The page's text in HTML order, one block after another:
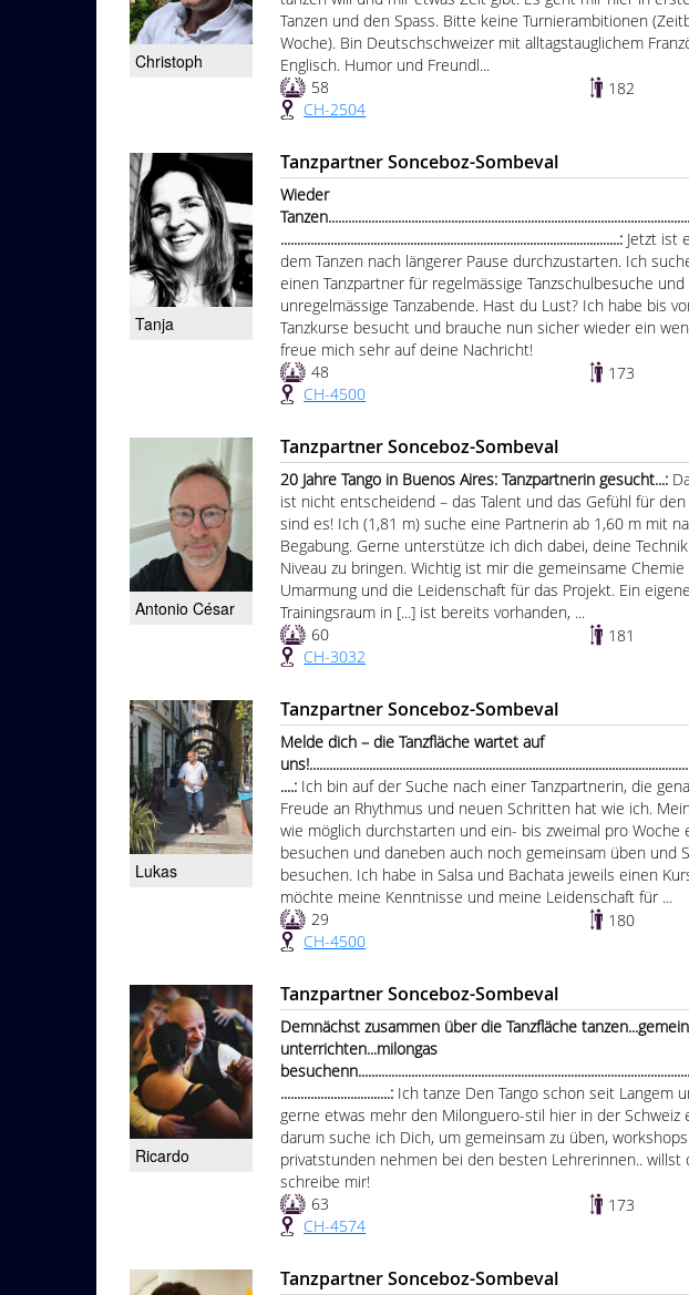
Christoph
Tanzen und den Spass. Bitte keine Turnierambitionen
Woche). Bin Deutschschweizer mit alltagstauglichem
Englisch. Humor und Freundl...
58
182
CH-2504
Tanja
Tanzpartner Sonceboz-Sombeval
Wieder
......................................................................................................: Jetzt ist
dem Tanzen nach längerer Pause durchzustarten. Ich
einen Tanzpartner für regelmässige Tanzschulbesuche und
unregelmässige Tanzabende. Hast du Lust? Ich habe bis
Tanzkurse besucht und brauche nun sicher wieder ein
freue mich sehr auf deine Nachricht!
48
173
CH-4500
Antonio César
Tanzpartner Sonceboz-Sombeval
20 Jahre Tango in Buenos Aires: Tanzpartnerin gesucht...:
ist nicht entscheidend – das Talent und das Gefühl für den
sind es! Ich (1,81 m) suche eine Partnerin ab 1,60 m mit
Begabung. Gerne unterstütze ich dich dabei, deine
Niveau zu bringen. Wichtig ist mir die gemeinsame
Umarmung und die Leidenschaft für das Projekt. Ein
Trainingsraum in [...] ist bereits vorhanden, ...
60
181
CH-3032
Lukas
Tanzpartner Sonceboz-Sombeval
Melde dich – die Tanzfläche wartet auf
....: Ich bin auf der Suche nach einer Tanzpartnerin, die
Freude an Rhythmus und neuen Schritten hat wie ich.
wie möglich durchstarten und ein- bis zweimal pro Woche
besuchen und daneben auch noch gemeinsam üben und
besuchen. Ich habe in Salsa und Bachata jeweils einen
möchte meine Kenntnisse und meine Leidenschaft für ...
29
180
CH-4500
Ricardo
Tanzpartner Sonceboz-Sombeval
Demnächst zusammen über die Tanzfläche
unterrichten...milongas
.................................: Ich tanze Den Tango schon seit Langem
gerne etwas mehr den Milonguero-stil hier in der Schweiz
darum suche ich Dich, um gemeinsam zu üben,
privatstunden nehmen bei den besten Lehrerinnen.. willst
schreibe mir!
63
173
CH-4574
Tanzpartner Sonceboz-Sombeval